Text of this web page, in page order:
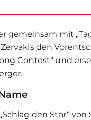
gemeinsam mit
den
Contest“ und
den Star“ von